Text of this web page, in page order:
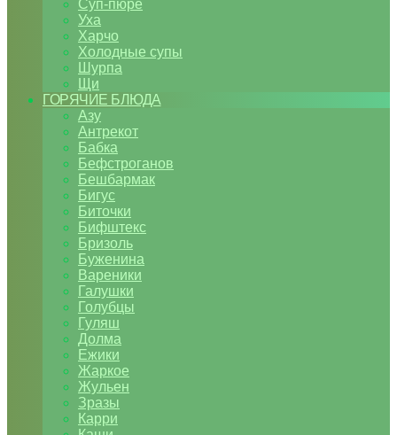
Суп-пюре
Уха
Харчо
Холодные супы
Шурпа
Щи
ГОРЯЧИЕ БЛЮДА
Азу
Антрекот
Бабка
Бефстроганов
Бешбармак
Бигус
Биточки
Бифштекс
Бризоль
Буженина
Вареники
Галушки
Голубцы
Гуляш
Долма
Ежики
Жаркое
Жульен
Зразы
Карри